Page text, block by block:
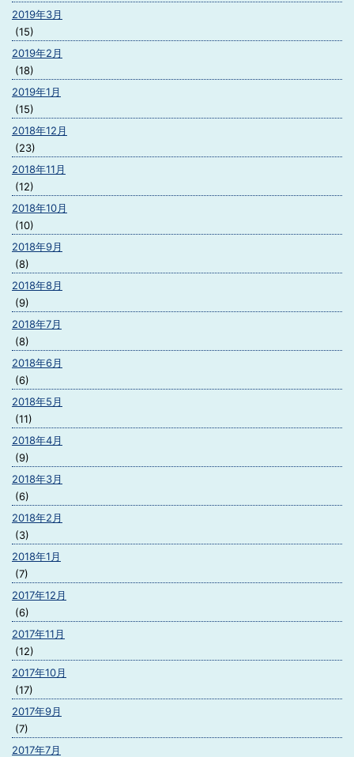
2019年3月
(15)
2019年2月
(18)
2019年1月
(15)
2018年12月
(23)
2018年11月
(12)
2018年10月
(10)
2018年9月
(8)
2018年8月
(9)
2018年7月
(8)
2018年6月
(6)
2018年5月
(11)
2018年4月
(9)
2018年3月
(6)
2018年2月
(3)
2018年1月
(7)
2017年12月
(6)
2017年11月
(12)
2017年10月
(17)
2017年9月
(7)
2017年7月